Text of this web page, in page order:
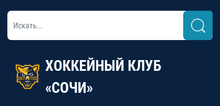
ХОККЕЙНЫЙ КЛУБ
«СОЧИ»